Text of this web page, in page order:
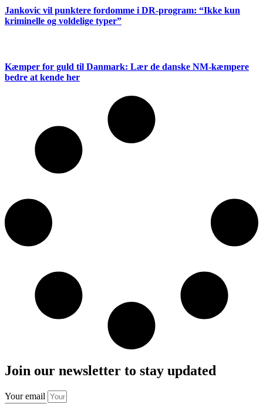
Jankovic vil punktere fordomme i DR-program: “Ikke kun
kriminelle og voldelige typer”
Kæmper for guld til Danmark: Lær de danske NM-kæmpere
bedre at kende her
Join our newsletter to stay updated
Your email